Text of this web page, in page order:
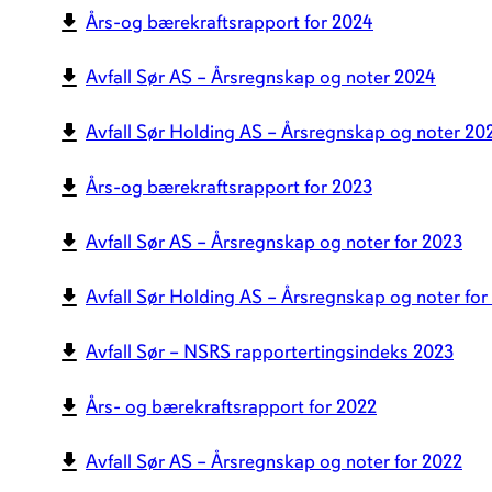
Års-og bærekraftsrapport for 2024
Avfall Sør AS – Årsregnskap og noter 2024
Avfall Sør Holding AS – Årsregnskap og noter
Års-og bærekraftsrapport for 2023
Avfall Sør AS – Årsregnskap og noter for 2023
Avfall Sør Holding AS – Årsregnskap og noter for
Avfall Sør – NSRS rapportertingsindeks 2023
Års- og bærekraftsrapport for 2022
Avfall Sør AS – Årsregnskap og noter for 2022